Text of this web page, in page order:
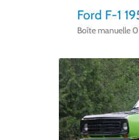
Ford F-1
Boîte manuelle